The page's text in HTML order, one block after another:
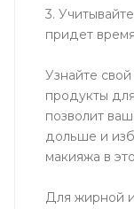
3.
придет
Узнайте
продукты
позволит
дольше и
макияжа в
Для жирной